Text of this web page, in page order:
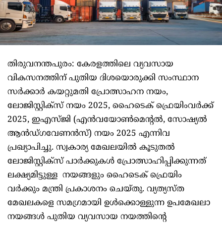
തിരുവനന്തപുരം: കേരളത്തിലെ വ്യവസായ
വികസനത്തിന് പുതിയ ദിശയൊരുക്കി സംസ്ഥാന
സർക്കാർ കയറ്റുമതി പ്രോത്സാഹന നയം,
ലോജിസ്റ്റിക്സ് നയം 2025, ഹൈടെക് ഫ്രെയിംവർക്ക്
2025, ഇഎസ്ജി (എൻവയോൺമെന്റൽ, സോഷ്യൽ
ആൻഡ്ഗവേണൻസ്) നയം 2025 എന്നിവ
പ്രഖ്യാപിച്ചു. സ്വകാര്യ മേഖലയിൽ കൂടുതൽ
ലോജിസ്റ്റിക്സ് പാർക്കുകൾ പ്രോത്സാഹിപ്പിക്കുന്നത്
ലക്ഷ്യമിട്ടുള്ള നയങ്ങളും ഹൈടെക് ഫ്രെയിം
വർക്കും മന്ത്രി പ്രകാശനം ചെയ്തു. വ്യത്യസ്ത
മേഖലകളെ സമഗ്രമായി ഉൾക്കൊള്ളുന്ന ഉപമേഖലാ
നയങ്ങൾ പുതിയ വ്യവസായ നയത്തിന്റെ